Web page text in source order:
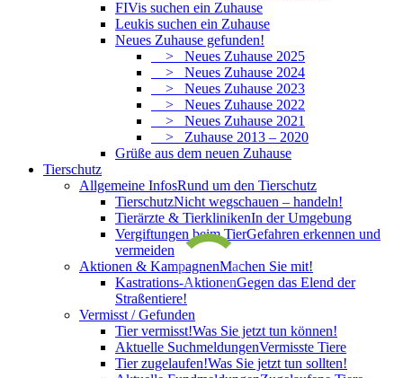
FIVis suchen ein Zuhause
Leukis suchen ein Zuhause
Neues Zuhause gefunden!
> Neues Zuhause 2025
> Neues Zuhause 2024
> Neues Zuhause 2023
> Neues Zuhause 2022
> Neues Zuhause 2021
> Zuhause 2013 – 2020
Grüße aus dem neuen Zuhause
Tierschutz
Allgemeine InfosRund um den Tierschutz
TierschutzNicht wegschauen – handeln!
Tierärzte & TierklinikenIn der Umgebung
Vergiftungen beim TierGefahren erkennen und
vermeiden
Aktionen & KampagnenMachen Sie mit!
Kastrations-AktionenGegen das Elend der
Straßentiere!
Vermisst / Gefunden
Tier vermisst!Was Sie jetzt tun können!
Aktuelle SuchmeldungenVermisste Tiere
Tier zugelaufen!Was Sie jetzt tun sollten!